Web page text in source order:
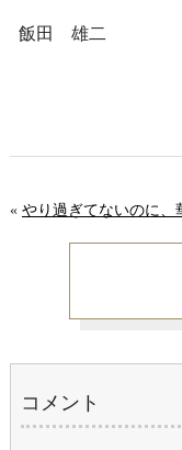
飯田 雄二
« やり過ぎてないのに、
コメント